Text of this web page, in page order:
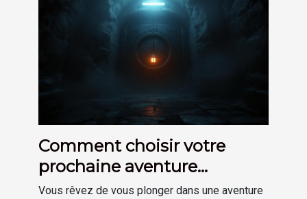
Comment choisir votre
prochaine aventure
d'escape game immersive
Vous rêvez de vous plonger dans une aventure